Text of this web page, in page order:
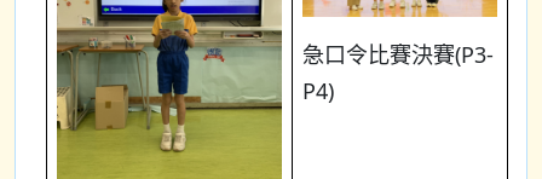
急口令比賽決賽(P3-
P4)